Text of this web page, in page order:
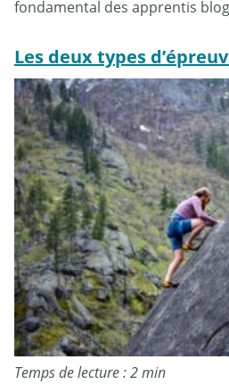
fondamental des apprentis
Les deux types
Temps de lecture : 2 min